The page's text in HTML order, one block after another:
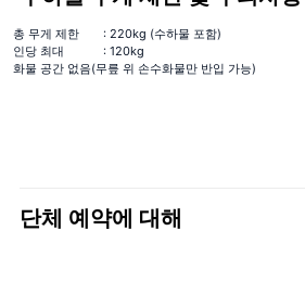
총 무게 제한
: 220kg (수하물 포함)
인당 최대
: 120kg
화물 공간 없음(무릎 위 손수화물만 반입 가능)
단체 예약에 대해